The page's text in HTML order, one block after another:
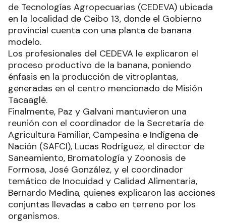
de Tecnologías Agropecuarias (CEDEVA) ubicada
en la localidad de Ceibo 13, donde el Gobierno
provincial cuenta con una planta de banana
modelo.
Los profesionales del CEDEVA le explicaron el
proceso productivo de la banana, poniendo
énfasis en la producción de vitroplantas,
generadas en el centro mencionado de Misión
Tacaaglé.
Finalmente, Paz y Galvani mantuvieron una
reunión con el coordinador de la Secretaría de
Agricultura Familiar, Campesina e Indígena de
Nación (SAFCI), Lucas Rodríguez, el director de
Saneamiento, Bromatología y Zoonosis de
Formosa, José González, y el coordinador
temático de Inocuidad y Calidad Alimentaria,
Bernardo Medina, quienes explicaron las acciones
conjuntas llevadas a cabo en terreno por los
organismos.